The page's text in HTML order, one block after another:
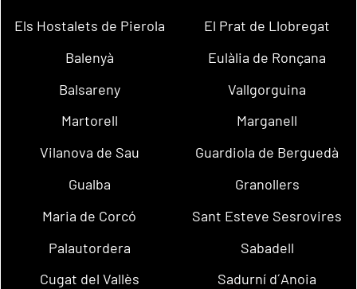
Els Hostalets de Pierola
El Prat de Llobregat
Balenyà
Eulàlia de Ronçana
Balsareny
Vallgorguina
Martorell
Marganell
Vilanova de Sau
Guardiola de Berguedà
Gualba
Granollers
Maria de Corcó
Sant Esteve Sesrovires
Palautordera
Sabadell
Cugat del Vallès
Sadurní d´Anoia